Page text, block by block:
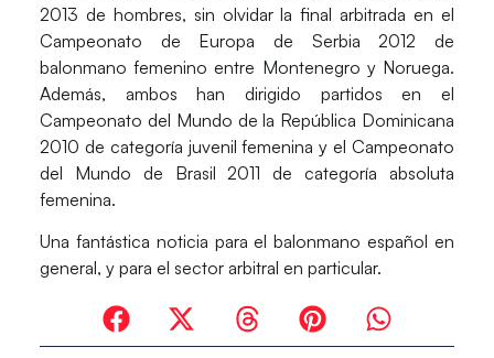
2013 de hombres, sin olvidar la final arbitrada en el
Campeonato de Europa de Serbia 2012 de
balonmano femenino entre Montenegro y Noruega.
Además, ambos han dirigido partidos en el
Campeonato del Mundo de la República Dominicana
2010 de categoría juvenil femenina y el Campeonato
del Mundo de Brasil 2011 de categoría absoluta
femenina.
Una fantástica noticia para el balonmano español en
general, y para el sector arbitral en particular.